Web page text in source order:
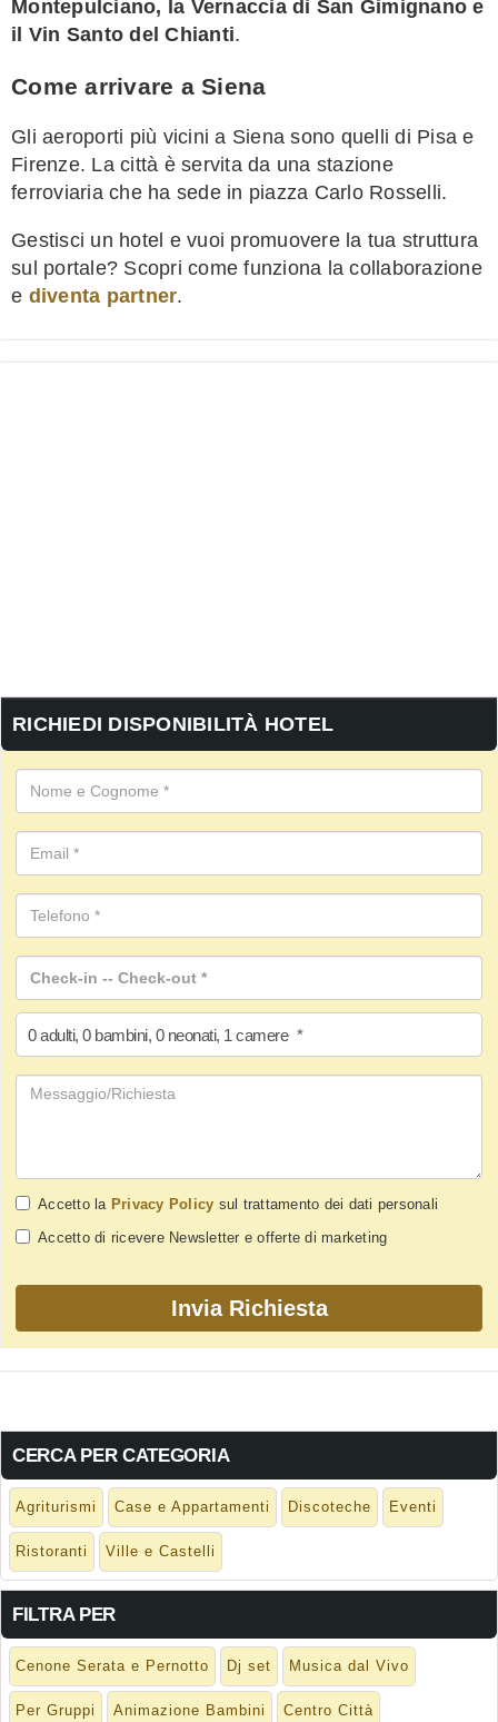
Montepulciano, la Vernaccia di San Gimignano e
il Vin Santo del Chianti.
Come arrivare a Siena
Gli aeroporti più vicini a Siena sono quelli di Pisa e
Firenze. La città è servita da una stazione
ferroviaria che ha sede in piazza Carlo Rosselli.
Gestisci un hotel e vuoi promuovere la tua struttura
sul portale? Scopri come funziona la collaborazione
e diventa partner.
RICHIEDI DISPONIBILITÀ HOTEL
0 adulti, 0 bambini, 0 neonati, 1 camere *
Accetto la Privacy Policy sul trattamento dei dati personali
Accetto di ricevere Newsletter e offerte di marketing
CERCA PER CATEGORIA
Agriturismi Case e Appartamenti Discoteche Eventi
Ristoranti Ville e Castelli
FILTRA PER
Cenone Serata e Pernotto Dj set Musica dal Vivo
Per Gruppi Animazione Bambini Centro Città